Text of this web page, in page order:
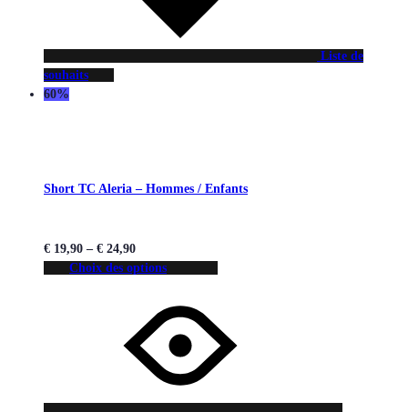
Liste de
souhaits
60%
Short TC Aleria – Hommes / Enfants
€ 19,90 – € 24,90
Choix des options